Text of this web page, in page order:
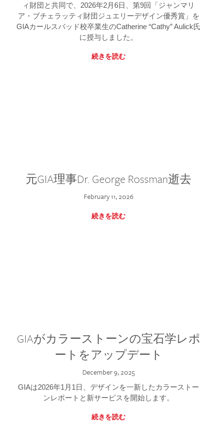
ィ財団と共同で、2026年2月6日、第9回「ジャンマリ
ア・ブチェラッティ財団ジュエリーデザイン優秀賞」を
GIAカールスバッド校卒業生のCatherine “Cathy” Aulick氏
に授与しました。
続きを読む
元GIA理事Dr. George Rossman逝去
February 11, 2026
続きを読む
GIAがカラーストーンの宝石学レポ
ートをアップデート
December 9, 2025
GIAは2026年1月1日、デザインを一新したカラーストー
ンレポートと新サービスを開始します。
続きを読む